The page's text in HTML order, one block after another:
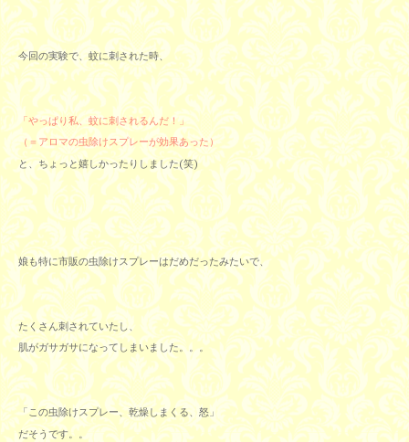
今回の実験で、蚊に刺された時、
「やっぱり私、蚊に刺されるんだ！」
（＝アロマの虫除けスプレーが効果あった）
と、ちょっと嬉しかったりしました(笑)
娘も特に市販の虫除けスプレーはだめだったみたいで、
たくさん刺されていたし、
肌がガサガサになってしまいました。。。
「この虫除けスプレー、乾燥しまくる、怒」
だそうです。。